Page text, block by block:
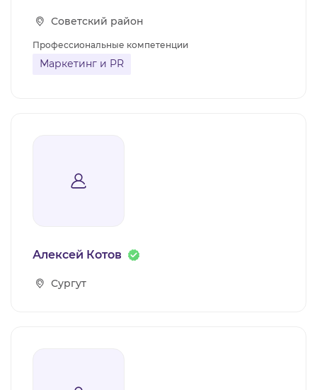
Советский район
Профессиональные компетенции
Маркетинг и PR
Алексей Котов
Сургут